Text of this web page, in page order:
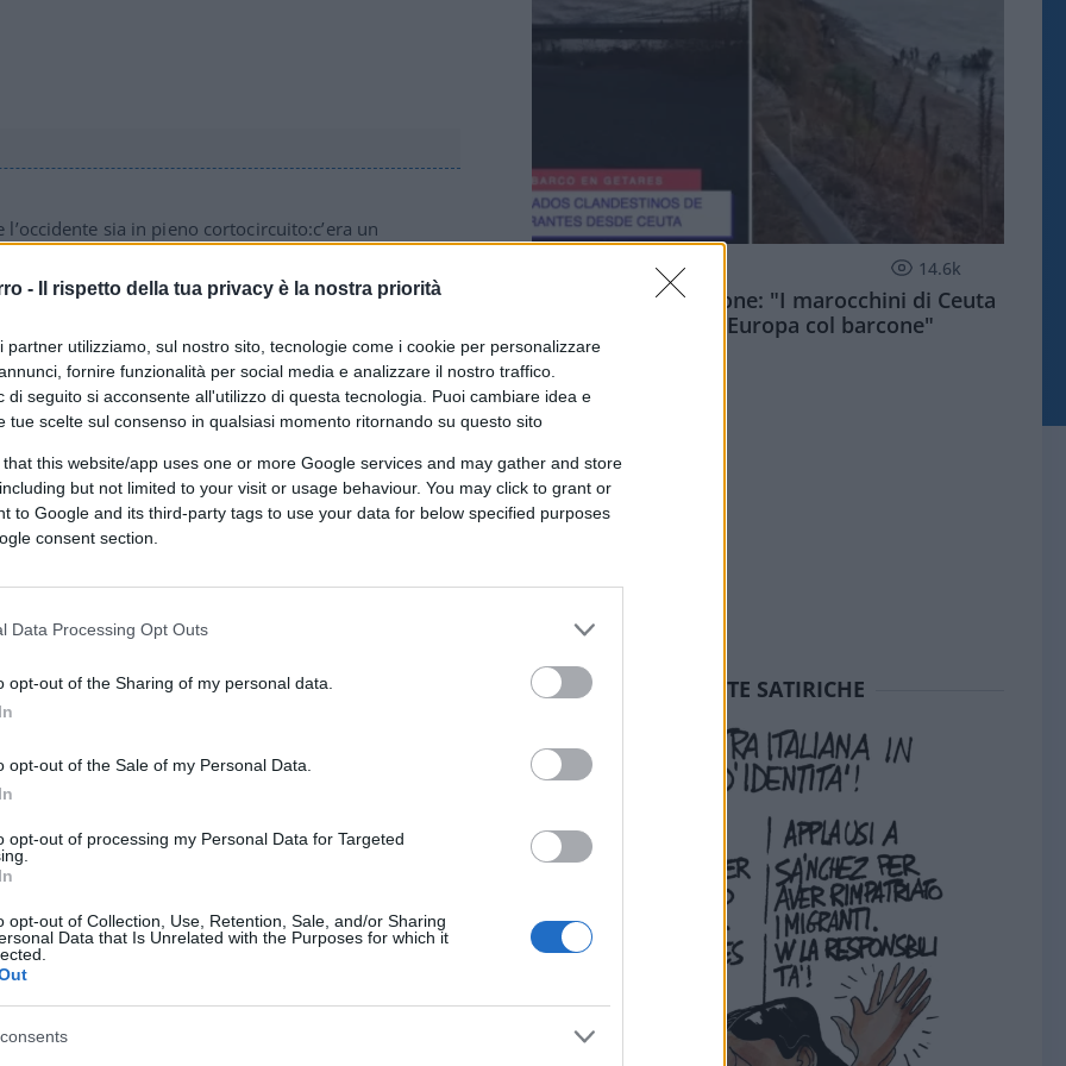
- Il rispetto della tua privacy è la nostra priorità
partner utilizziamo, sul nostro sito, tecnologie come i cookie per personalizzare
fornire funzionalità per social media e analizzare il nostro traffico.
di seguito si acconsente all'utilizzo di questa tecnologia. Puoi cambiare idea e
tue scelte sul consenso in qualsiasi momento ritornando su questo sito
this website/app uses one or more Google services and may gather and store
but not limited to your visit or usage behaviour. You may click to grant or
to Google and its third-party tags to use your data for below specified purposes
consent section.
Data Processing Opt Outs
opt-out of the Sharing of my personal data.
opt-out of the Sale of my Personal Data.
opt-out of processing my Personal Data for Targeted
opt-out of Collection, Use, Retention, Sale, and/or Sharing
Data that Is Unrelated with the Purposes for which it
sia in pieno cortocircuito:c’era un
esperto)al parlamentare che starnazza sui soliti
l’Italia neanche su una carta geografica.
fuori dai piedi.
anni, gia fatto entrare 400000 e dopo cerca
di diverso di loro..a si centr in Albania che
14.6k
Meloni aveva ragione: "I marocchini di Ceuta
sbarcano in Europa col barcone"
SEDUTE SATIRICHE